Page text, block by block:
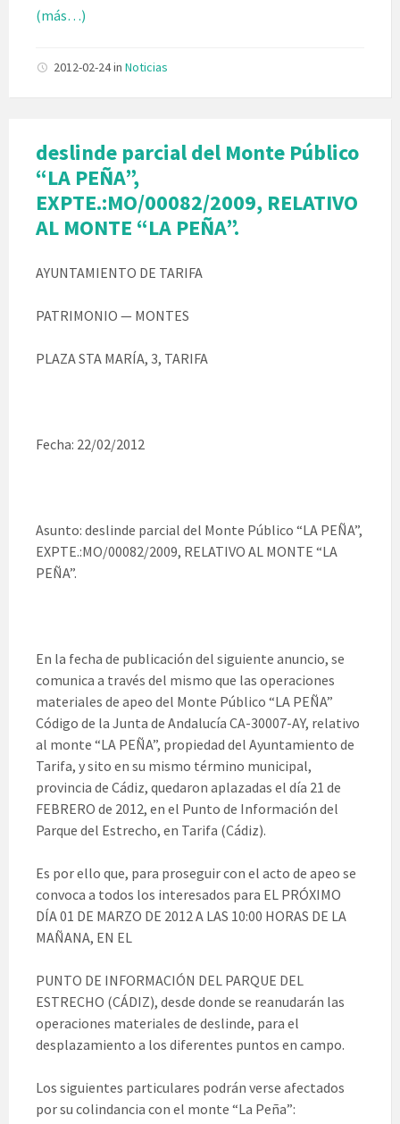
(más…)
2012-02-24in Noticias
deslinde parcial del Monte Público
“LA PEÑA”,
EXPTE.:MO/00082/2009, RELATIVO
AL MONTE “LA PEÑA”.
AYUNTAMIENTO DE TARIFA
PATRIMONIO — MONTES
PLAZA STA MARÍA, 3, TARIFA
Fecha: 22/02/2012
Asunto: deslinde parcial del Monte Público “LA PEÑA”,
EXPTE.:MO/00082/2009, RELATIVO AL MONTE “LA
PEÑA”.
En la fecha de publicación del siguiente anuncio, se
comunica a través del mismo que las operaciones
materiales de apeo del Monte Público “LA PEÑA”
Código de la Junta de Andalucía CA-30007-AY, relativo
al monte “LA PEÑA”, propiedad del Ayuntamiento de
Tarifa, y sito en su mismo término municipal,
provincia de Cádiz, quedaron aplazadas el día 21 de
FEBRERO de 2012, en el Punto de Información del
Parque del Estrecho, en Tarifa (Cádiz).
Es por ello que, para proseguir con el acto de apeo se
convoca a todos los interesados para EL PRÓXIMO
DÍA 01 DE MARZO DE 2012 A LAS 10:00 HORAS DE LA
MAÑANA, EN EL
PUNTO DE INFORMACIÓN DEL PARQUE DEL
ESTRECHO (CÁDIZ), desde donde se reanudarán las
operaciones materiales de deslinde, para el
desplazamiento a los diferentes puntos en campo.
Los siguientes particulares podrán verse afectados
por su colindancia con el monte “La Peña”: